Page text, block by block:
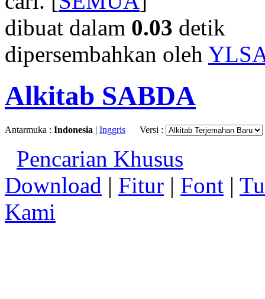
dibuat dalam 0.03 detik
dipersembahkan oleh
Alkitab SABDA
Antarmuka : Indonesia | Inggris Versi :
Pencarian Khusus
Download | Fitur | Font |
Kami